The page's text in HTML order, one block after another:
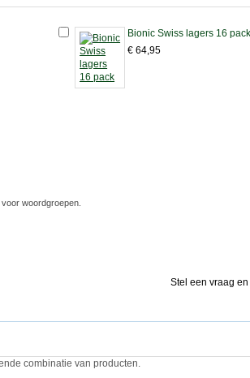
Bionic Swiss lagers 16 pack
€ 64,95
woordgroepen.
Stel een vraag
combinatie van producten.